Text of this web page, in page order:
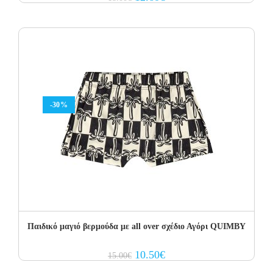
price
price
-30%
Παιδικό μαγιό βερμούδα με all over σχέδιο Αγόρι QUIMBY
15.00€ Original
price
10.50€Current
price